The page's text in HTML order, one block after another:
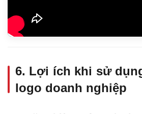
6. Lợi ích khi sử
logo doanh nghiệp